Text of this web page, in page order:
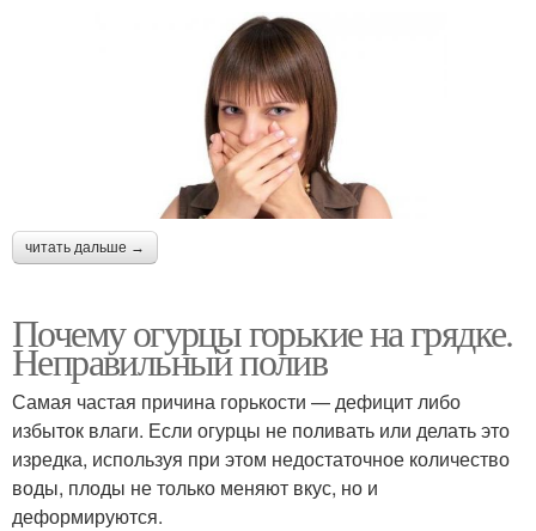
читать дальше →
Почему огурцы горькие на грядке.
Неправильный полив
Самая частая причина горькости — дефицит либо
избыток влаги. Если огурцы не поливать или делать это
изредка, используя при этом недостаточное количество
воды, плоды не только меняют вкус, но и
деформируются.